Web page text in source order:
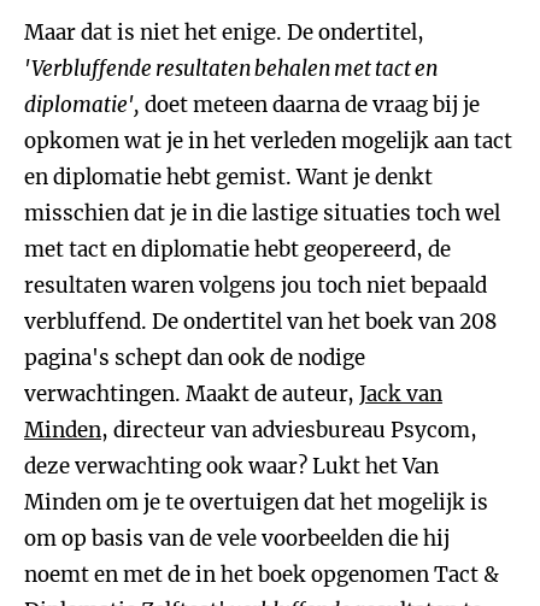
Maar dat is niet het enige. De ondertitel,
'Verbluffende resultaten behalen met tact en
diplomatie', doet meteen daarna de vraag bij je
opkomen wat je in het verleden mogelijk aan tact
en diplomatie hebt gemist. Want je denkt
misschien dat je in die lastige situaties toch wel
met tact en diplomatie hebt geopereerd, de
resultaten waren volgens jou toch niet bepaald
verbluffend. De ondertitel van het boek van 208
pagina's schept dan ook de nodige
verwachtingen. Maakt de auteur, Jack van
Minden, directeur van adviesbureau Psycom,
deze verwachting ook waar? Lukt het Van
Minden om je te overtuigen dat het mogelijk is
om op basis van de vele voorbeelden die hij
noemt en met de in het boek opgenomen Tact &